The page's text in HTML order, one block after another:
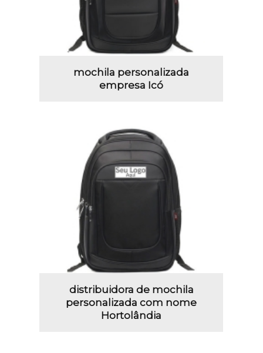
mochila personalizada
empresa Icó
distribuidora de mochila
personalizada com nome
Hortolândia